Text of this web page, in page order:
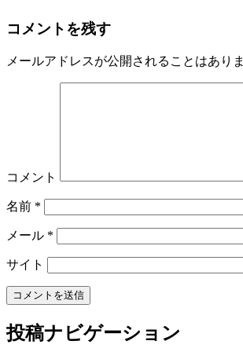
コメントを残す
メールアドレスが公開されることはありま
コメント
名前 *
メール *
サイト
投稿ナビゲーション